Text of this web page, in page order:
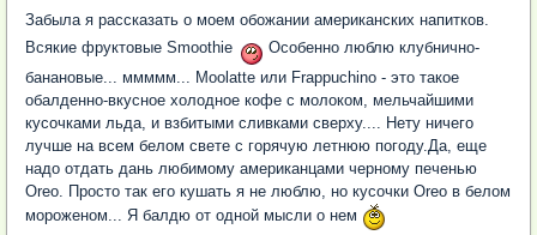
Забыла я рассказать о моем обожании американских напитков.
Всякие фруктовые Smoothie
Особенно люблю клубнично-
банановые... ммммм... Moolatte или Frappuchino - это такое
обалденно-вкусное холодное кофе с молоком, мельчайшими
кусочками льда, и взбитыми сливками сверху.... Нету ничего
лучше на всем белом свете с горячую летнюю погоду.Да, еще
надо отдать дань любимому американцами черному печенью
Oreo. Просто так его кушать я не люблю, но кусочки Oreo в белом
мороженом... Я балдю от одной мысли о нем